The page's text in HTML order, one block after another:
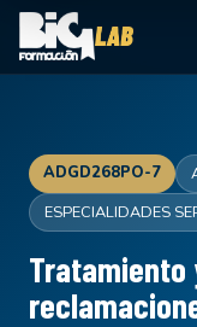
ADGD268PO-7
ESPECIALIDADES
Tratamiento